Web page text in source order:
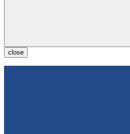
close